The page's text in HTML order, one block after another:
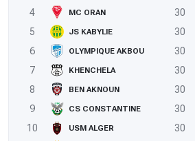
4
MC ORAN 30
5
JS KABYLIE 30
6
OLYMPIQUE AKBOU 30
7
KHENCHELA 30
8
BEN AKNOUN 30
9
CS CONSTANTINE 30
10
USM ALGER 30